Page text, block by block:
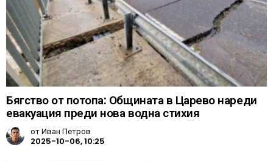
Бягство от потопа: Общината в Царево нареди
евакуация преди нова водна стихия
отИван Петров
2025-10-06, 10:25